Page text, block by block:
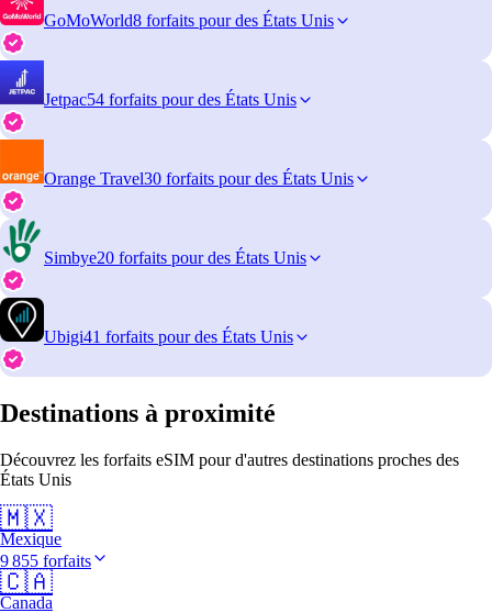
GoMoWorld8 forfaits pour des États Unis
Jetpac54 forfaits pour des États Unis
Orange Travel30 forfaits pour des États Unis
Simbye20 forfaits pour des États Unis
Ubigi41 forfaits pour des États Unis
Destinations à proximité
Découvrez les forfaits eSIM pour d'autres destinations proches des
États Unis
🇲🇽
Mexique
9 855 forfaits
🇨🇦
Canada